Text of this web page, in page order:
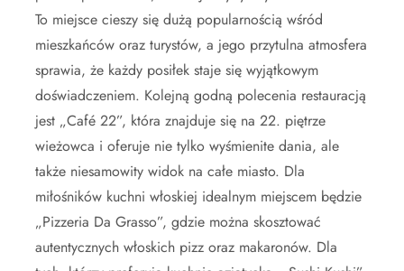
To miejsce cieszy się dużą popularnością wśród
mieszkańców oraz turystów, a jego przytulna atmosfera
sprawia, że każdy posiłek staje się wyjątkowym
doświadczeniem. Kolejną godną polecenia restauracją
jest „Café 22”, która znajduje się na 22. piętrze
wieżowca i oferuje nie tylko wyśmienite dania, ale
także niesamowity widok na całe miasto. Dla
miłośników kuchni włoskiej idealnym miejscem będzie
„Pizzeria Da Grasso”, gdzie można skosztować
autentycznych włoskich pizz oraz makaronów. Dla